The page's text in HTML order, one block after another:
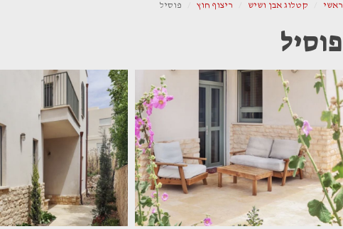
ראשי קטלוג אבן ושיש ריצוף חוץ פוסיל
פוסיל